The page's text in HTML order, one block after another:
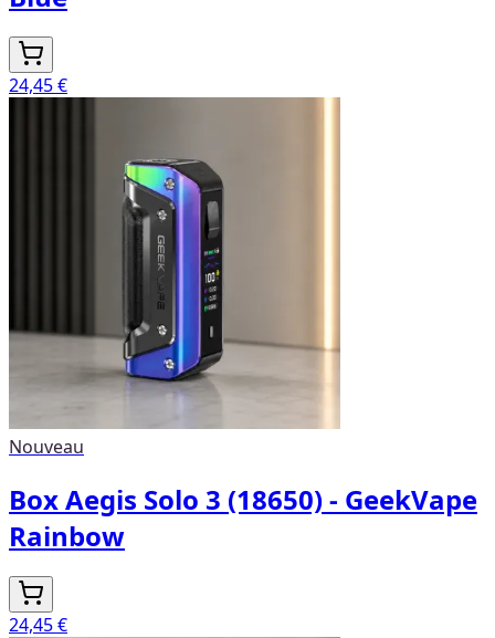
24,45 €
Nouveau
Box Aegis Solo 3 (18650) - GeekVape
Rainbow
24,45 €